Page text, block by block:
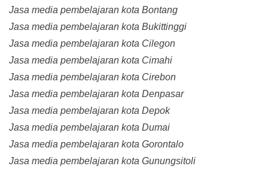
Jasa media pembelajaran kota Bontang
Jasa media pembelajaran kota Bukittinggi
Jasa media pembelajaran kota Cilegon
Jasa media pembelajaran kota Cimahi
Jasa media pembelajaran kota Cirebon
Jasa media pembelajaran kota Denpasar
Jasa media pembelajaran kota Depok
Jasa media pembelajaran kota Dumai
Jasa media pembelajaran kota Gorontalo
Jasa media pembelajaran kota Gunungsitoli